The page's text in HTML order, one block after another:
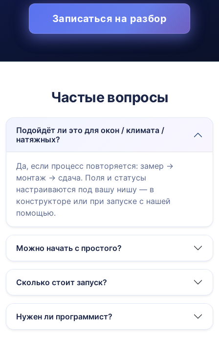
Записаться на разбор
Частые вопросы
Подойдёт ли это для окон / климата /
натяжных?
Да, если процесс повторяется: замер →
монтаж → сдача. Поля и статусы
настраиваются под вашу нишу — в
конструкторе или при запуске с нашей
помощью.
Можно начать с простого?
Сколько стоит запуск?
Нужен ли программист?